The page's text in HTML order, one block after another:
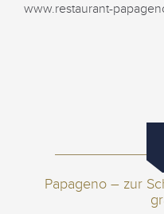
www.restaurant-
Papageno – zur